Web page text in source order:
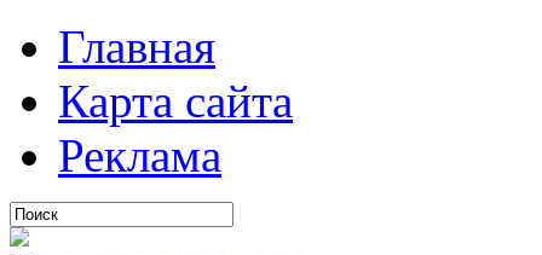
Главная
Карта сайта
Реклама